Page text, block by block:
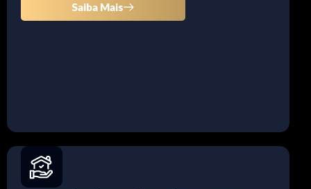
Saiba Mais